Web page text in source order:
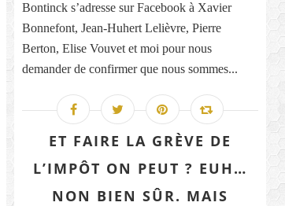
Bontinck s’adresse sur Facebook à Xavier
Bonnefont, Jean-Huhert Lelièvre, Pierre
Berton, Elise Vouvet et moi pour nous
demander de confirmer que nous sommes...
ET FAIRE LA GRÈVE DE
L’IMPÔT ON PEUT ? EUH…
NON BIEN SÛR. MAIS